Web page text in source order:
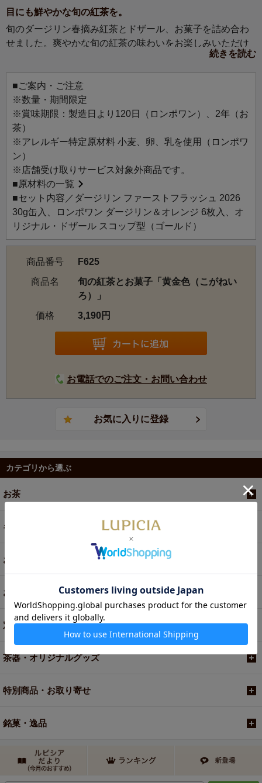
目にも鮮やかな旬の紅茶を。
旬のダージリン春摘み紅茶とドザール、お菓子を詰め合わ
せました。爽やかな旬の紅茶の味わいをお楽しみいただけ
続きを読む
■ご案内・ご注意
※数量・期間限定
※賞味期限：製造日より120日（ロンポワン）、2年（お
茶）
※アレルギー特定原材料 小麦、卵、乳を使用（ロンポワ
ン）
※店舗受け取りサービス対象外商品です。
■原材料の一覧
■セット内容／ダージリン ファーストフラッシュ 2026
30g缶入、ロンポワン ダージリン＆オレンジ 6枚入、オ
リジナル・ドザール スコップ型（ゴールド）
商品番号
F625
商品名
旬の紅茶とお菓子「黄金色（こがねい
ろ）」
価格
3,190円
お電話でのご注文・お問い合わせ
カテゴリから選ぶ
お茶
ギフト
お菓子・食品・飲料
お買い得商品
定期便
茶器・オリジナルグッズ
特別商品・お取り寄せ
銘菓・逸品